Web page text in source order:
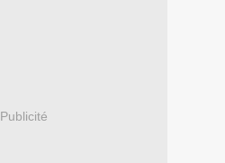
Publicité